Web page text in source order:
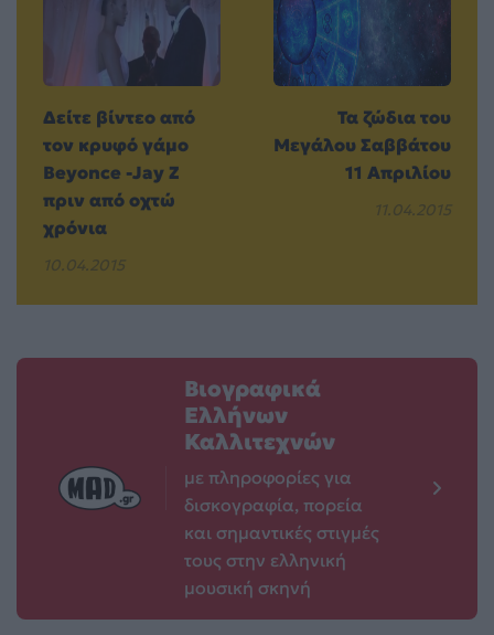
Δείτε βίντεο από
τον κρυφό γάμο
Beyonce -Jay Z
πριν από οχτώ
χρόνια
10.04.2015
Τα ζώδια του
Μεγάλου Σαββάτου
11 Απριλίου
11.04.2015
Βιογραφικά
Ελλήνων
Καλλιτεχνών
με πληροφορίες για
δισκογραφία, πορεία
και σημαντικές στιγμές
τους στην ελληνική
μουσική σκηνή